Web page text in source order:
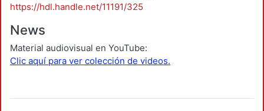
https://hdl.handle.net/11191/325
News
Material audiovisual en YouTube:
Clic aquí para ver colección de videos.